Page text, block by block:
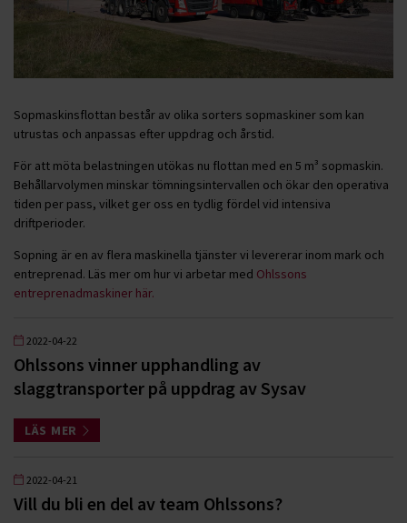
Sopmaskinsflottan består av olika sorters sopmaskiner som kan
utrustas och anpassas efter uppdrag och årstid.
För att möta belastningen utökas nu flottan med en 5 m³ sopmaskin.
Behållarvolymen minskar tömningsintervallen och ökar den operativa
tiden per pass, vilket ger oss en tydlig fördel vid intensiva
driftperioder.
Sopning är en av flera maskinella tjänster vi levererar inom mark och
entreprenad. Läs mer om hur vi arbetar med Ohlssons
entreprenadmaskiner här.
2022-04-22
Ohlssons vinner upphandling av
slaggtransporter på uppdrag av Sysav
LÄS MER
2022-04-21
Vill du bli en del av team Ohlssons?